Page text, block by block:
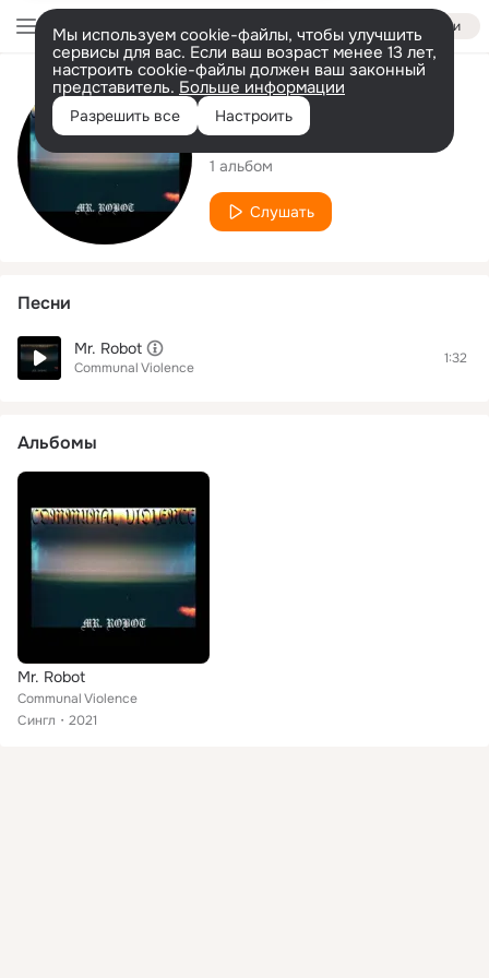
Войти
Мы используем cookie-файлы, чтобы улучшить
сервисы для вас. Если ваш возраст менее 13 лет,
настроить cookie-файлы должен ваш законный
представитель. Больше информации
Разрешить все Настроить
Исполнитель
Communal Violence
1 альбом
Слушать
Песни
Mr. Robot
Communal Violence
1:32
Альбомы
Mr. Robot
Communal Violence
Сингл
2021